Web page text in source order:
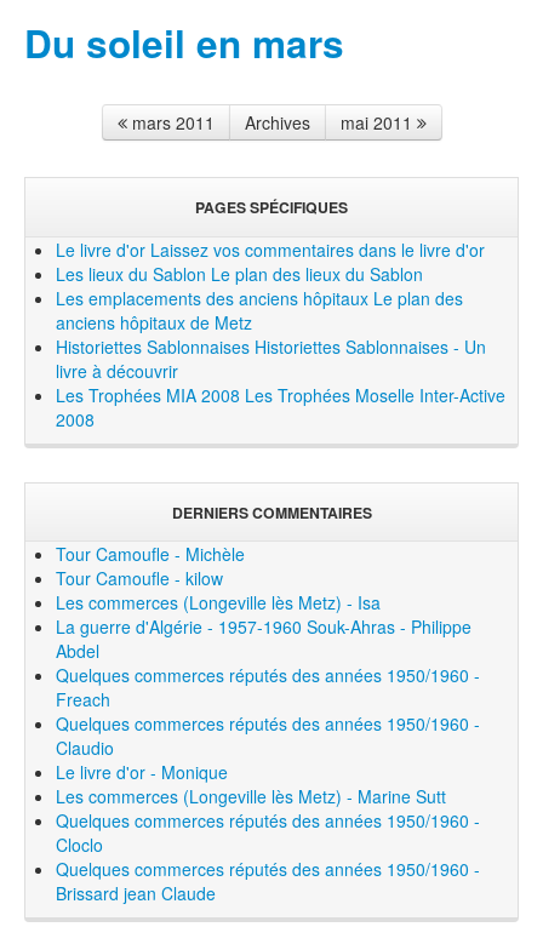
Du soleil en mars
mars 2011 Archives mai 2011
PAGES SPÉCIFIQUES
Le livre d'or Laissez vos commentaires dans le livre d'or
Les lieux du Sablon Le plan des lieux du Sablon
Les emplacements des anciens hôpitaux Le plan des
anciens hôpitaux de Metz
Historiettes Sablonnaises Historiettes Sablonnaises - Un
livre à découvrir
Les Trophées MIA 2008 Les Trophées Moselle Inter-Active
2008
DERNIERS COMMENTAIRES
Tour Camoufle - Michèle
Tour Camoufle - kilow
Les commerces (Longeville lès Metz) - Isa
La guerre d'Algérie - 1957-1960 Souk-Ahras - Philippe
Abdel
Quelques commerces réputés des années 1950/1960 -
Freach
Quelques commerces réputés des années 1950/1960 -
Claudio
Le livre d'or - Monique
Les commerces (Longeville lès Metz) - Marine Sutt
Quelques commerces réputés des années 1950/1960 -
Cloclo
Quelques commerces réputés des années 1950/1960 -
Brissard jean Claude